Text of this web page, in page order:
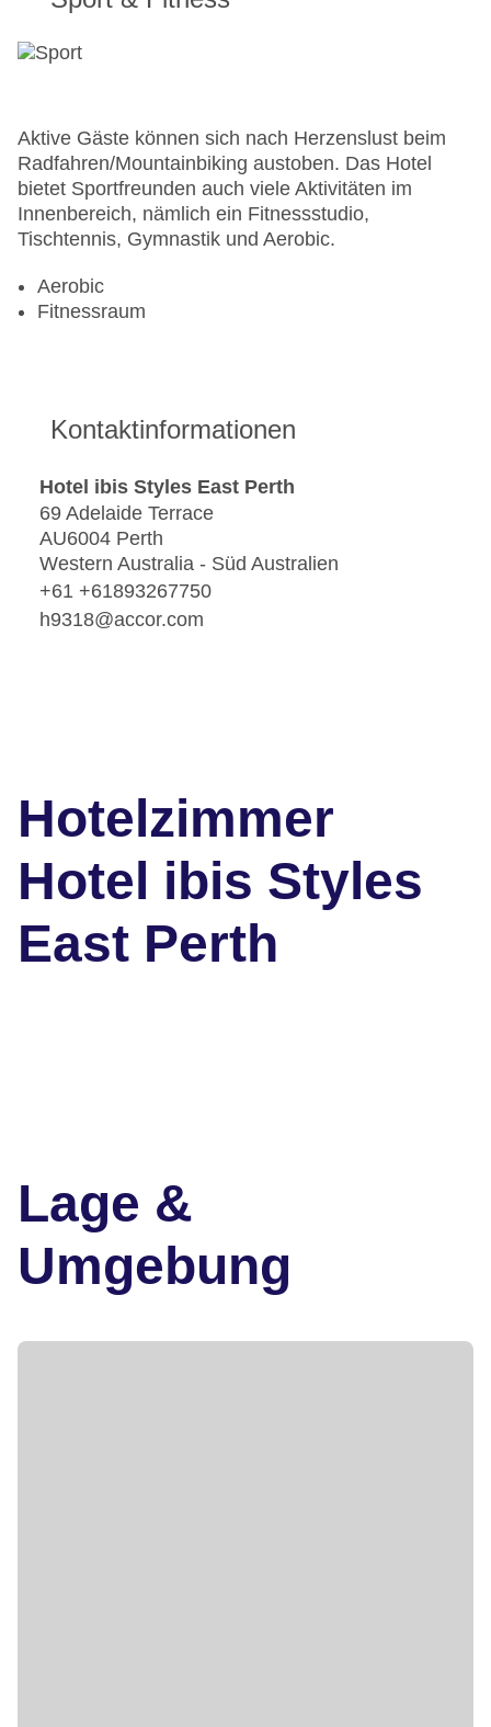
Aktive Gäste können sich nach Herzenslust beim
Radfahren/Mountainbiking austoben. Das Hotel
bietet Sportfreunden auch viele Aktivitäten im
Innenbereich, nämlich ein Fitnessstudio,
Tischtennis, Gymnastik und Aerobic.
Aerobic
Fitnessraum
Kontaktinformationen
Hotel ibis Styles East Perth
69 Adelaide Terrace
AU6004 Perth
Western Australia - Süd Australien
+61 +61893267750
h9318@accor.com
Hotelzimmer
Hotel ibis Styles
East Perth
Lage &
Umgebung